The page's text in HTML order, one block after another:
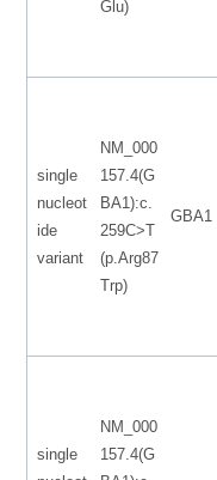
Glu)
single
nucleot
ide
variant
NM_000
157.4(G
BA1):c.
259C>T
(p.Arg87
Trp)
GBA1
single
NM_000
157.4(G